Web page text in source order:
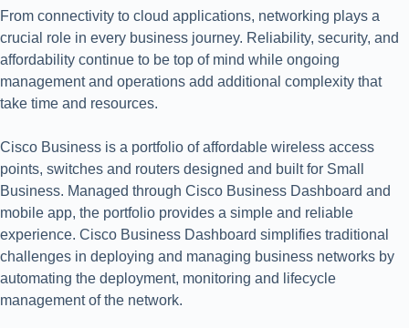
From connectivity to cloud applications, networking plays a
crucial role in every business journey. Reliability, security, and
affordability continue to be top of mind while ongoing
management and operations add additional complexity that
take time and resources.
Cisco Business is a portfolio of affordable wireless access
points, switches and routers designed and built for Small
Business. Managed through Cisco Business Dashboard and
mobile app, the portfolio provides a simple and reliable
experience. Cisco Business Dashboard simplifies traditional
challenges in deploying and managing business networks by
automating the deployment, monitoring and lifecycle
management of the network.